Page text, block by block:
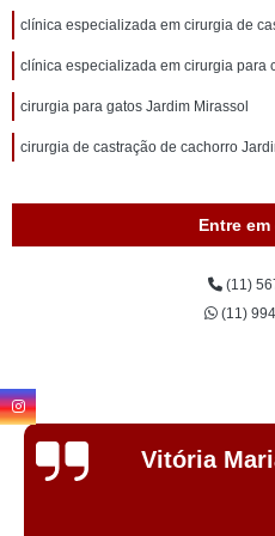
clínica especializada em cirurgia de
clínica especializada em cirurgia para
cirurgia para gatos Jardim Mirassol
cirurgia de castração de cachorro
Entre
(11)
(11)
Maria